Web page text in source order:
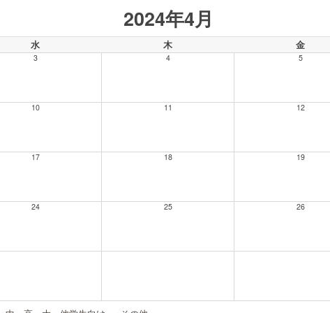
2024年4月
水 木 金
3 4 5
10 11 12
17 18 19
24 25 26